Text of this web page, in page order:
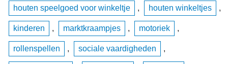
houten speelgoed voor winkeltje , houten winkeltjes ,
kinderen , marktkraampjes , motoriek ,
rollenspellen , sociale vaardigheden ,